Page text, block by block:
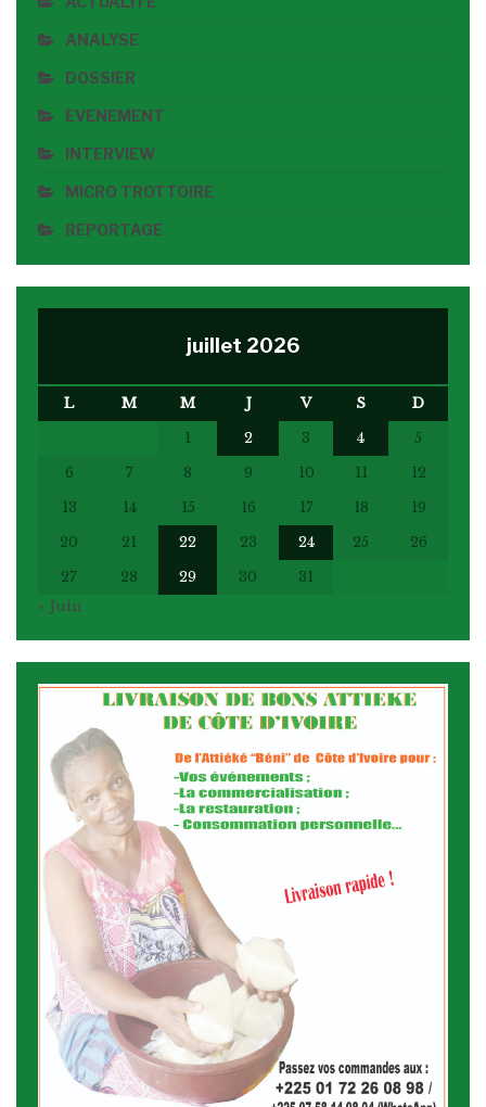
ANALYSE
DOSSIER
EVENEMENT
INTERVIEW
MICRO TROTTOIRE
REPORTAGE
juillet 2026
L M M J V S
D
1
2 3 4
5
6
7 8 9 10 11
12
13
14 15 16 17 18
19
20
21 22 23 24 25
26
27
28 29 30
31
« Juin